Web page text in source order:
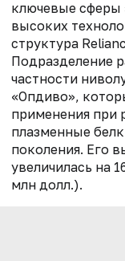
ключевые
высоких
структура
Подразделение
частности
«Опдиво»,
применения при
плазменные
поколения. Его
увеличилась на
млн долл.).